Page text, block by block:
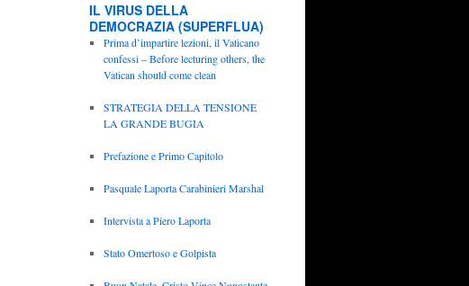
IL VIRUS DELLA
DEMOCRAZIA (SUPERFLUA)
Prima d’impartire lezioni, il Vaticano
confessi – Before lecturing others, the
Vatican should come clean
STRATEGIA DELLA TENSIONE
LA GRANDE BUGIA
Prefazione e Primo Capitolo
Pasquale Laporta Carabinieri Marshal
Intervista a Piero Laporta
Stato Omertoso e Golpista